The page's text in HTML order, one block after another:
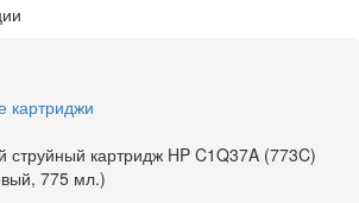
картриджи
струйный картридж HP C1Q37A (773C)
775 мл.)